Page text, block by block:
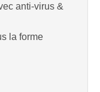
anti-virus &
la forme